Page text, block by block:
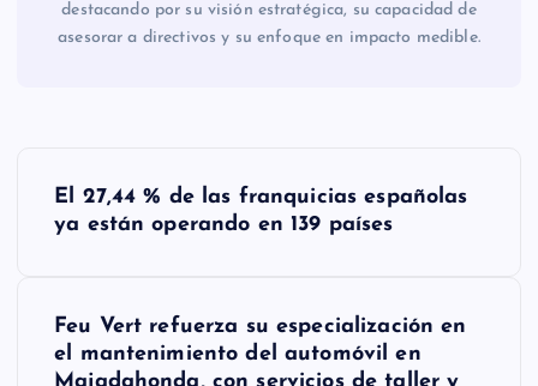
destacando por su visión estratégica, su capacidad de
asesorar a directivos y su enfoque en impacto medible.
NEl 27,44 % de las franquicias españolas
ya están operando en 139 países
Feu Vert refuerza su especialización en
el mantenimiento del automóvil en